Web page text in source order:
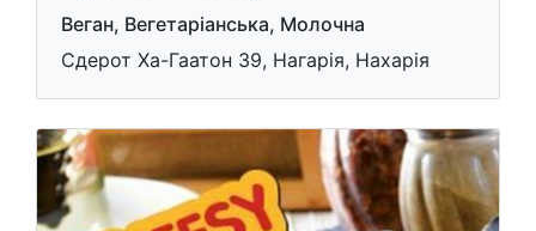
Веган, Вегетаріанська, Молочна
Сдерот Ха-Гаатон 39, Нагарiя, Нахарія